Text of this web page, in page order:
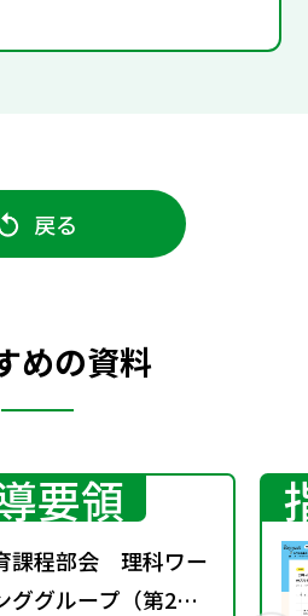
戻る
めの資料
要領
課程部会 理科ワー
ググループ（第2